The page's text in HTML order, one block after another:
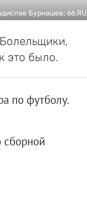
Бурнашев; 66.RU
это было.
по футболу.
сборной